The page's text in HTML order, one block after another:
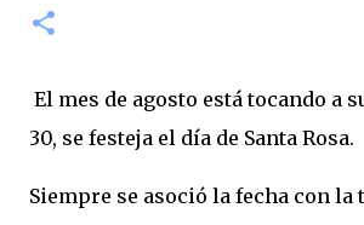
El mes de agosto está tocando a
30, se festeja el día de Santa Rosa.
Siempre se asoció la fecha con la